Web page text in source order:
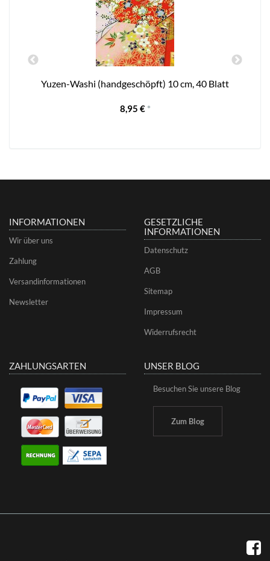
Yuzen-Washi (handgeschöpft) 10 cm, 40 Blatt
8,95 € *
INFORMATIONEN
Wir über uns
Zahlung
Versandinformationen
Newsletter
GESETZLICHE
INFORMATIONEN
Datenschutz
AGB
Sitemap
Impressum
Widerrufsrecht
ZAHLUNGSARTEN UNSER BLOG
Besuchen Sie unsere Blog
Zum Blog